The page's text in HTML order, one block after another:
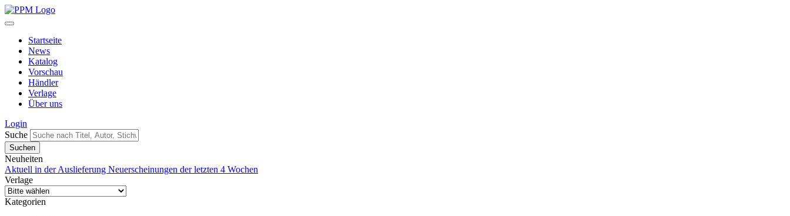
Startseite
News
Katalog
Vorschau
Händler
Verlage
Über uns
Login
Suche
Neuheiten
Aktuell in der Auslieferung Neuerscheinungen der letzten 4 Wochen
Verlage
Kategorien